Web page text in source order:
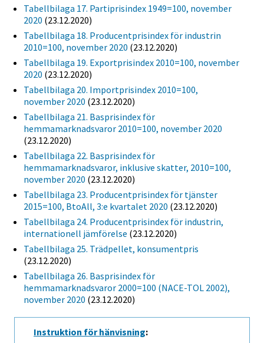
Tabellbilaga 17. Partiprisindex 1949=100, november
2020 (23.12.2020)
Tabellbilaga 18. Producentprisindex för industrin
2010=100, november 2020 (23.12.2020)
Tabellbilaga 19. Exportprisindex 2010=100, november
2020 (23.12.2020)
Tabellbilaga 20. Importprisindex 2010=100,
november 2020 (23.12.2020)
Tabellbilaga 21. Basprisindex för
hemmamarknadsvaror 2010=100, november 2020
(23.12.2020)
Tabellbilaga 22. Basprisindex för
hemmamarknadsvaror, inklusive skatter, 2010=100,
november 2020 (23.12.2020)
Tabellbilaga 23. Producentprisindex för tjänster
2015=100, BtoAll, 3:e kvartalet 2020 (23.12.2020)
Tabellbilaga 24. Producentprisindex för industrin,
internationell jämförelse (23.12.2020)
Tabellbilaga 25. Trädpellet, konsumentpris
(23.12.2020)
Tabellbilaga 26. Basprisindex för
hemmamarknadsvaror 2000=100 (NACE-TOL 2002),
november 2020 (23.12.2020)
Instruktion för hänvisning: